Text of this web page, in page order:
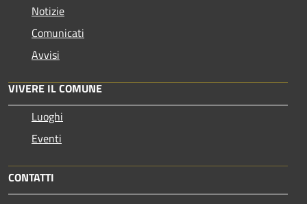
Notizie
Comunicati
Avvisi
VIVERE IL COMUNE
Luoghi
Eventi
CONTATTI